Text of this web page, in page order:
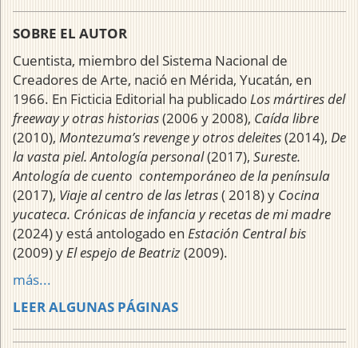
SOBRE EL AUTOR
Cuentista, miembro del Sistema Nacional de
Creadores de Arte, nació en Mérida, Yucatán, en
1966. En Ficticia Editorial ha publicadoLos mártires del
freeway y otras historias(2006 y 2008), Caída libre
(2010), Montezuma’s revenge y otros deleites(2014), De
la vasta piel. Antología personal(2017), Sureste.
Antología de cuento contemporáneo de la península
(2017), Viaje al centro de las letras( 2018) y Cocina
yucateca. Crónicas de infancia y recetas de mi madre
(2024) y está antologado en Estación Central bis
(2009) yEl espejo de Beatriz(2009).
más...
LEER ALGUNAS PÁGINAS